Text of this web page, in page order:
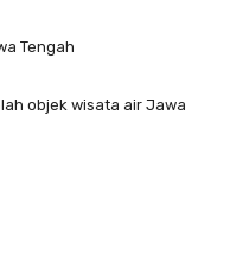
Tengah
objek wisata air Jawa